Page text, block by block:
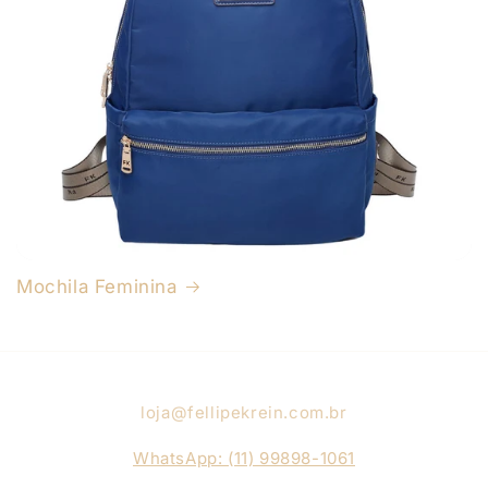
Mochila Feminina
loja@fellipekrein.com.br
WhatsApp: (11) 99898-1061